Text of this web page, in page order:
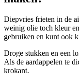
Diepvries frieten in de
weinig olie toch kleur
gebruiken en kunt ook
Droge stukken en een
Als de aardappelen te
krokant.